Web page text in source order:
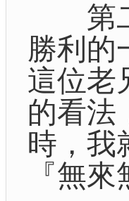
第二
勝利的
這位老
的看法
時，我
『無